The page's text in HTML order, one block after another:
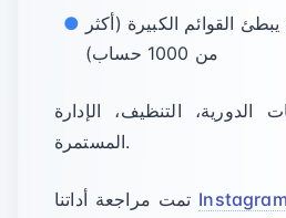
القوائم الكبيرة (أكثر
من 1000 حساب)
الدورية، التنظيف، الإدارة
المستمرة.